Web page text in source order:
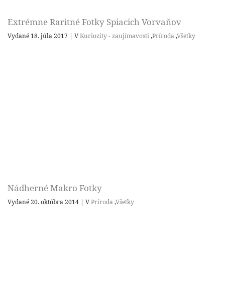
Extrémne Raritné Fotky Spiacich Vorvaňov
Vydané 18. júla 2017 | VKuriozity - zaujímavosti,Príroda ,Všetky
Nádherné Makro Fotky
Vydané 20. októbra 2014 | VPríroda ,Všetky